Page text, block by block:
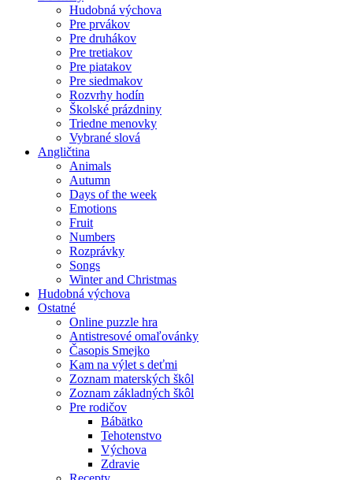
Hudobná výchova
Pre prvákov
Pre druhákov
Pre tretiakov
Pre piatakov
Pre siedmakov
Rozvrhy hodín
Školské prázdniny
Triedne menovky
Vybrané slová
Angličtina
Animals
Autumn
Days of the week
Emotions
Fruit
Numbers
Rozprávky
Songs
Winter and Christmas
Hudobná výchova
Ostatné
Online puzzle hra
Antistresové omaľovánky
Časopis Smejko
Kam na výlet s deťmi
Zoznam materských škôl
Zoznam základných škôl
Pre rodičov
Bábätko
Tehotenstvo
Výchova
Zdravie